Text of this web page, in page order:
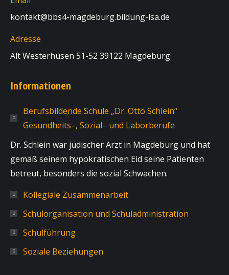
kontakt@bbs4-magdeburg.bildung-lsa.de
Adresse
Alt Westerhüsen 51-52 39122 Magdeburg
Informationen
Berufsbildende Schule „Dr. Otto Schlein“
Gesundheits–, Sozial– und Laborberufe
Dr. Schlein war jüdischer Arzt in Magdeburg und hat
gemäß seinem hypokratischen Eid seine Patienten
betreut, besonders die sozial Schwachen.
Kollegiale Zusammenarbeit
Schulorganisation und Schuladministration
Schulführung
Soziale Beziehungen